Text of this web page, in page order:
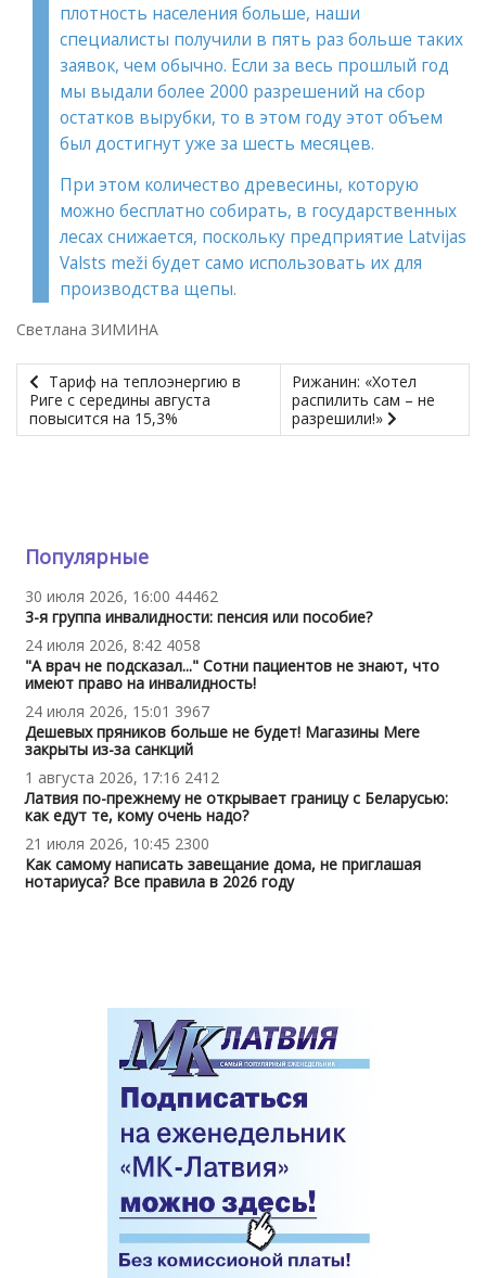
плотность населения больше, наши
специалисты получили в пять раз больше таких
заявок, чем обычно. Если за весь прошлый год
мы выдали более 2000 разрешений на сбор
остатков вырубки, то в этом году этот объем
был достигнут уже за шесть месяцев.
При этом количество древесины, которую
можно бесплатно собирать, в государственных
лесах снижается, поскольку предприятие Latvijas
Valsts meži будет само использовать их для
производства щепы.
Светлана ЗИМИНА
Тариф на теплоэнергию в
Риге с середины августа
повысится на 15,3%
Рижанин: «Хотел
распилить сам – не
разрешили!»
Популярные
30 июля 2026, 16:00 44462
3-я группа инвалидности: пенсия или пособие?
24 июля 2026, 8:42 4058
"А врач не подсказал..." Сотни пациентов не знают, что
имеют право на инвалидность!
24 июля 2026, 15:01 3967
Дешевых пряников больше не будет! Магазины Mere
закрыты из-за санкций
1 августа 2026, 17:16 2412
Латвия по-прежнему не открывает границу с Беларусью:
как едут те, кому очень надо?
21 июля 2026, 10:45 2300
Как самому написать завещание дома, не приглашая
нотариуса? Все правила в 2026 году